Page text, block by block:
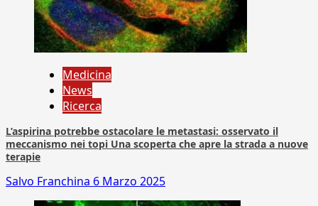
Medicina
News
Ricerca
L’aspirina potrebbe ostacolare le metastasi: osservato il
meccanismo nei topi Una scoperta che apre la strada a nuove
terapie
Salvo Franchina 6 Marzo 2025